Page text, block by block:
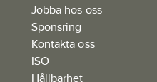
Jobba hos oss
Sponsring
Kontakta oss
ISO
Hållbarhet